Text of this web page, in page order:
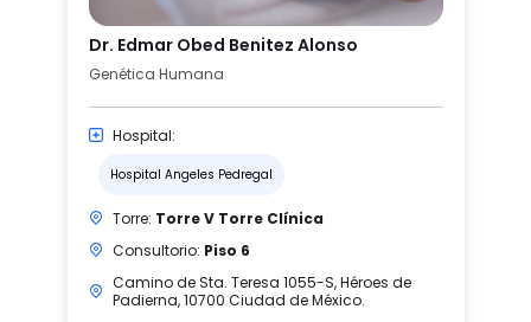
Dr. Edmar Obed Benitez Alonso
Genética Humana
Hospital:
Hospital Angeles Pedregal
Torre: Torre V Torre Clínica
Consultorio: Piso 6
Camino de Sta. Teresa 1055-S, Héroes de
Padierna, 10700 Ciudad de México.